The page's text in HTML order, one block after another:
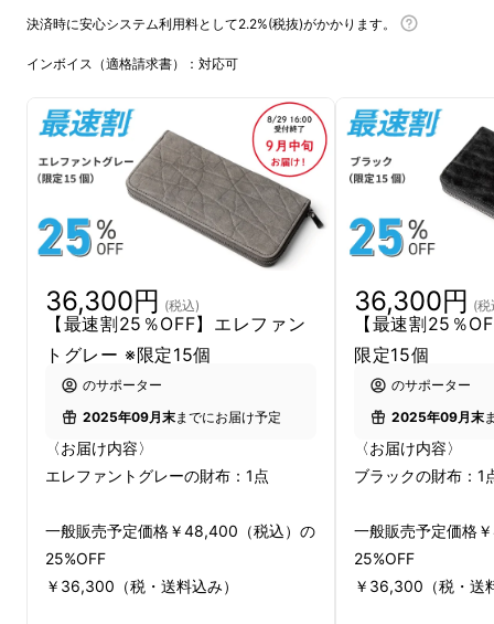
エレファントレザー（象革）は牛革など他の皮
革に比べてとても希少価値が高いレザーです。
今回は希少価値の高いエレファントレザーを
人が革一枚ずつ手染めで色乗せを繰り返し、エ
レファントレザー特有のシワの中に色が落ちな
いように丁寧に仕上げ、黒と白の美しい陰影が
表現できるように染め上げました。
決済時に安心システム利用料として2.2%(税抜)がかかります。
インボイス（適格請求書）：対応可
36,300円 (税込)
【最速割25％OFF】エレファン
トグレー ※限定15個
のサポーター
2025年09月末までにお届け予定
〈お届け内容〉
エレファントグレーの財布：1点
一般販売予定価格￥48,400（税込）の
25%OFF
￥36,300（税・送料込み）
36,300円 (税
【最速割25％
限定15個
のサポーター
2025年09月末
〈お届け内容〉
ブラックの財布：1
一般販売予定価格
25%OFF
￥36,300（税・送